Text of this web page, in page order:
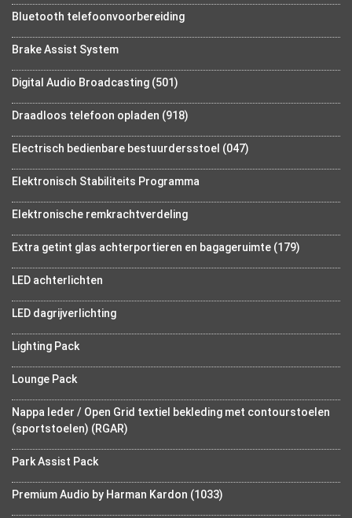
Bluetooth telefoonvoorbereiding
Brake Assist System
Digital Audio Broadcasting (501)
Draadloos telefoon opladen (918)
Electrisch bedienbare bestuurdersstoel (047)
Elektronisch Stabiliteits Programma
Elektronische remkrachtverdeling
Extra getint glas achterportieren en bagageruimte (179)
LED achterlichten
LED dagrijverlichting
Lighting Pack
Lounge Pack
Nappa leder / Open Grid textiel bekleding met contourstoelen
(sportstoelen) (RGAR)
Park Assist Pack
Premium Audio by Harman Kardon (1033)